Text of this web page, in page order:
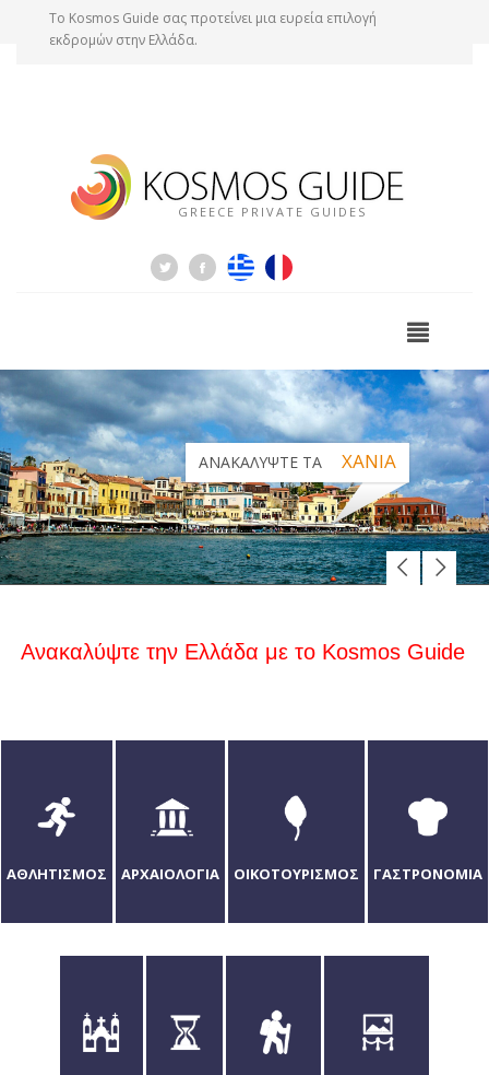
Tο Kosmos Guide σας προτείνει μια ευρεία επιλογή
εκδρομών στην Ελλάδα.
GREECE PRIVATE GUIDES
ΑΝΑΚΑΛΥΨΤΕ ΤΑ ΧΑΝΙΑ
Ανακαλύψτε την Ελλάδα με το Kosmos Guide
ΑΘΛΗΤΙΣΜΟΣ ΑΡΧΑΙΟΛΟΓΙΑ ΟΙΚΟΤΟΥΡΙΣΜOΣ ΓΑΣΤΡΟΝΟΜΙΑ